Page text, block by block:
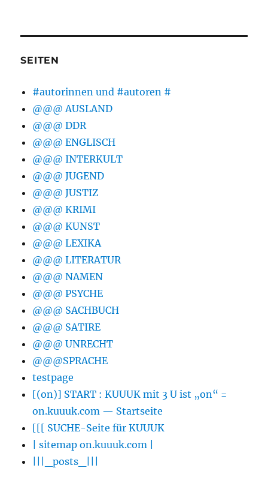
SEITEN
#autorinnen und #autoren #
@@@ AUSLAND
@@@ DDR
@@@ ENGLISCH
@@@ INTERKULT
@@@ JUGEND
@@@ JUSTIZ
@@@ KRIMI
@@@ KUNST
@@@ LEXIKA
@@@ LITERATUR
@@@ NAMEN
@@@ PSYCHE
@@@ SACHBUCH
@@@ SATIRE
@@@ UNRECHT
@@@SPRACHE
testpage
[(on)] START : KUUUK mit 3 U ist „on“ =
on.kuuuk.com — Startseite
[[[ SUCHE-Seite für KUUUK
| sitemap on.kuuuk.com |
|||_posts_|||